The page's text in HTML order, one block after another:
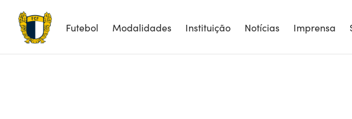
Futebol Modalidades Instituição Notícias Imprensa